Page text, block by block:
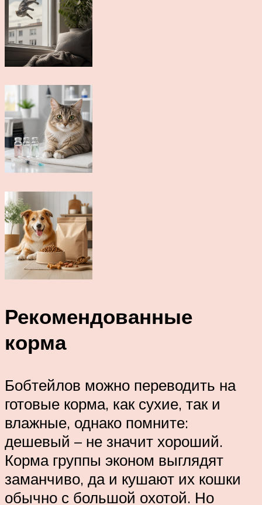
Рекомендованные
корма
Бобтейлов можно переводить на
готовые корма, как сухие, так и
влажные, однако помните:
дешевый – не значит хороший.
Корма группы эконом выглядят
заманчиво, да и кушают их кошки
обычно с большой охотой. Но